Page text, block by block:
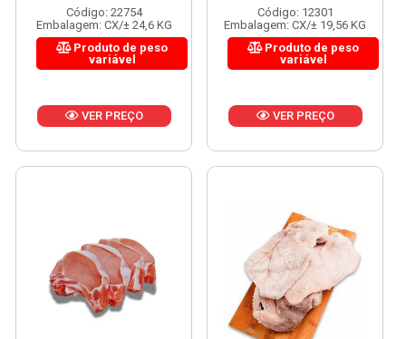
Código: 22754
Embalagem: CX/± 24,6 KG
Produto de peso
variável
VER PREÇO
Código: 12301
Embalagem: CX/± 19,56 KG
Produto de peso
variável
VER PREÇO